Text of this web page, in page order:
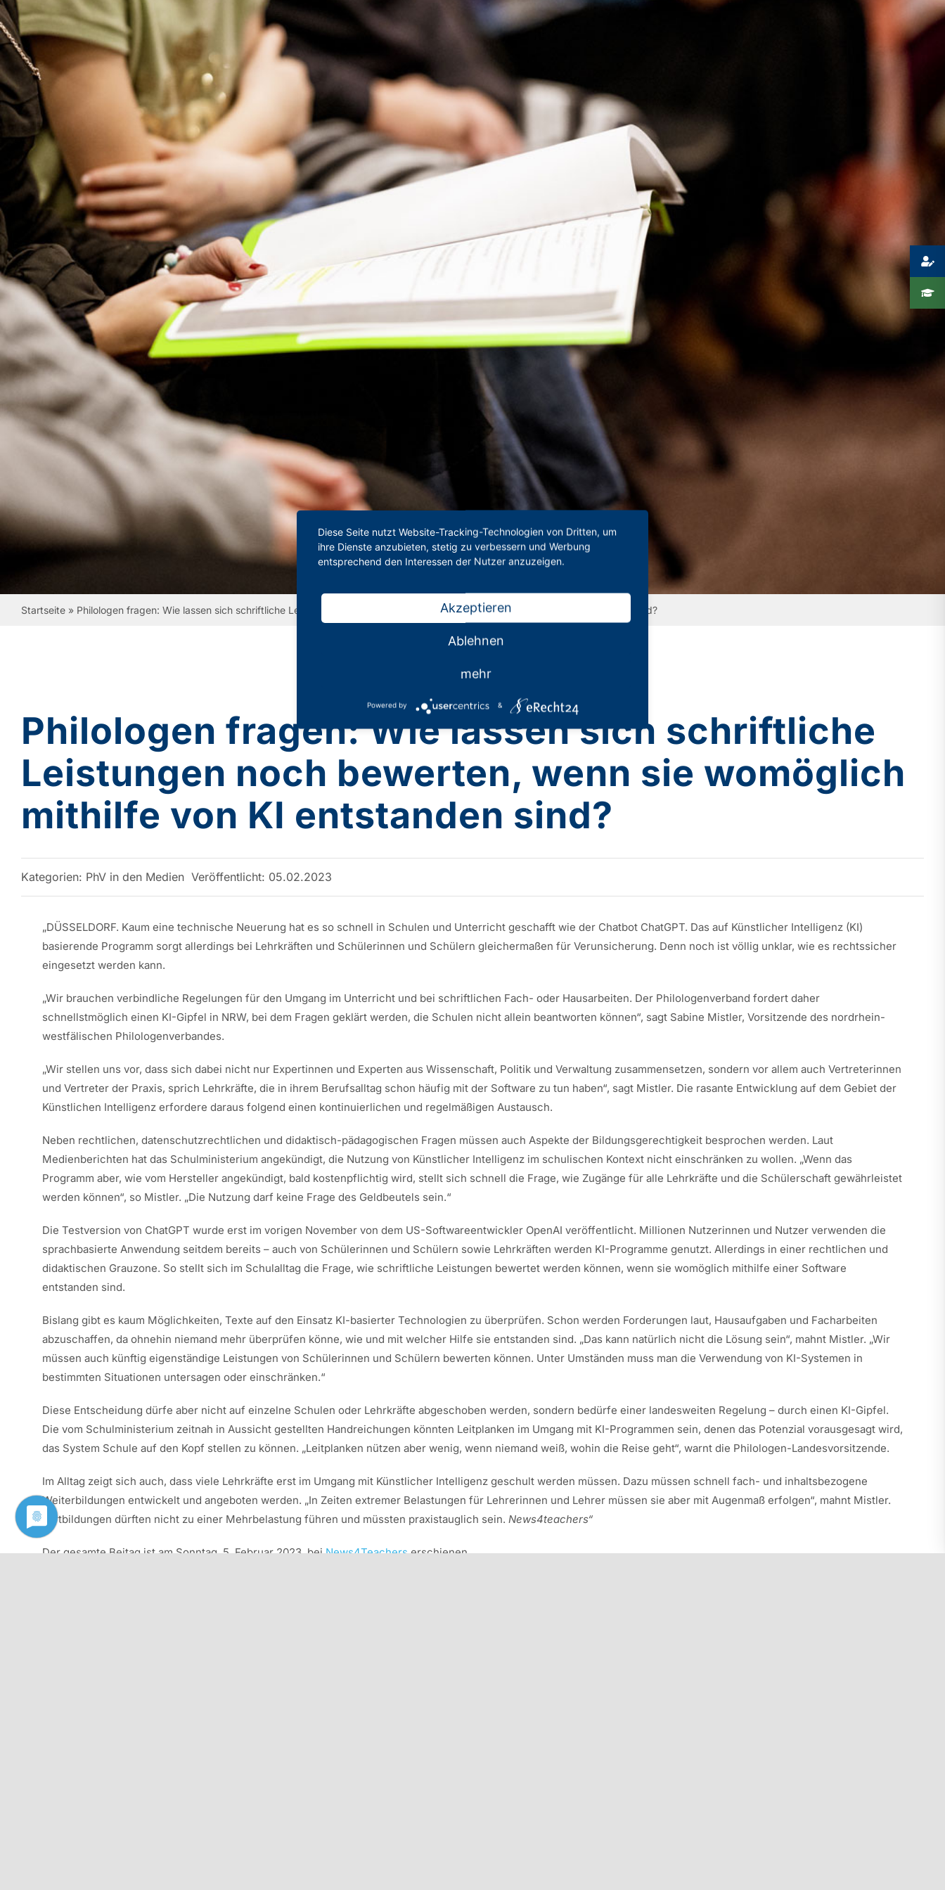
Startseite» Philologen fragen: Wie lassen sich schriftliche Leistungen noch bewerten, wenn sie womöglich mithilfe von KI entstanden sind?
Philologen fragen: Wie lassen sich schriftliche
Leistungen noch bewerten, wenn sie womöglich
mithilfe von KI entstanden sind?
Kategorien: PhV in den Medien Veröffentlicht: 05.02.2023
„DÜSSELDORF. Kaum eine technische Neuerung hat es so schnell in Schulen und Unterricht geschafft wie der Chatbot ChatGPT. Das auf Künstlicher Intelligenz (KI)
basierende Programm sorgt allerdings bei Lehrkräften und Schülerinnen und Schülern gleichermaßen für Verunsicherung. Denn noch ist völlig unklar, wie es rechtssicher
eingesetzt werden kann.
„Wir brauchen verbindliche Regelungen für den Umgang im Unterricht und bei schriftlichen Fach- oder Hausarbeiten. Der Philologenverband fordert daher
schnellstmöglich einen KI-Gipfel in NRW, bei dem Fragen geklärt werden, die Schulen nicht allein beantworten können“, sagt Sabine Mistler, Vorsitzende des nordrhein-
westfälischen Philologenverbandes.
„Wir stellen uns vor, dass sich dabei nicht nur Expertinnen und Experten aus Wissenschaft, Politik und Verwaltung zusammensetzen, sondern vor allem auch Vertreterinnen
und Vertreter der Praxis, sprich Lehrkräfte, die in ihrem Berufsalltag schon häufig mit der Software zu tun haben“, sagt Mistler. Die rasante Entwicklung auf dem Gebiet der
Künstlichen Intelligenz erfordere daraus folgend einen kontinuierlichen und regelmäßigen Austausch.
Neben rechtlichen, datenschutzrechtlichen und didaktisch-pädagogischen Fragen müssen auch Aspekte der Bildungsgerechtigkeit besprochen werden. Laut
Medienberichten hat das Schulministerium angekündigt, die Nutzung von Künstlicher Intelligenz im schulischen Kontext nicht einschränken zu wollen. „Wenn das
Programm aber, wie vom Hersteller angekündigt, bald kostenpflichtig wird, stellt sich schnell die Frage, wie Zugänge für alle Lehrkräfte und die Schülerschaft gewährleistet
werden können“, so Mistler. „Die Nutzung darf keine Frage des Geldbeutels sein.“
Die Testversion von ChatGPT wurde erst im vorigen November von dem US-Softwareentwickler OpenAI veröffentlicht. Millionen Nutzerinnen und Nutzer verwenden die
sprachbasierte Anwendung seitdem bereits – auch von Schülerinnen und Schülern sowie Lehrkräften werden KI-Programme genutzt. Allerdings in einer rechtlichen und
didaktischen Grauzone. So stellt sich im Schulalltag die Frage, wie schriftliche Leistungen bewertet werden können, wenn sie womöglich mithilfe einer Software
entstanden sind.
Bislang gibt es kaum Möglichkeiten, Texte auf den Einsatz KI-basierter Technologien zu überprüfen. Schon werden Forderungen laut, Hausaufgaben und Facharbeiten
abzuschaffen, da ohnehin niemand mehr überprüfen könne, wie und mit welcher Hilfe sie entstanden sind. „Das kann natürlich nicht die Lösung sein“, mahnt Mistler. „Wir
müssen auch künftig eigenständige Leistungen von Schülerinnen und Schülern bewerten können. Unter Umständen muss man die Verwendung von KI-Systemen in
bestimmten Situationen untersagen oder einschränken.“
Diese Entscheidung dürfe aber nicht auf einzelne Schulen oder Lehrkräfte abgeschoben werden, sondern bedürfe einer landesweiten Regelung – durch einen KI-Gipfel.
Die vom Schulministerium zeitnah in Aussicht gestellten Handreichungen könnten Leitplanken im Umgang mit KI-Programmen sein, denen das Potenzial vorausgesagt wird,
das System Schule auf den Kopf stellen zu können. „Leitplanken nützen aber wenig, wenn niemand weiß, wohin die Reise geht“, warnt die Philologen-Landesvorsitzende.
Im Alltag zeigt sich auch, dass viele Lehrkräfte erst im Umgang mit Künstlicher Intelligenz geschult werden müssen. Dazu müssen schnell fach- und inhaltsbezogene
Weiterbildungen entwickelt und angeboten werden. „In Zeiten extremer Belastungen für Lehrerinnen und Lehrer müssen sie aber mit Augenmaß erfolgen“, mahnt Mistler.
Fortbildungen dürften nicht zu einer Mehrbelastung führen und müssten praxistauglich sein. News4teachers“
Der gesamte Beitag ist am Sonntag, 5. Februar 2023, beiNews4Teacherserschienen.
Diese Seite nutzt Website-Tracking-Technologien von Dritten, um
ihre Dienste anzubieten, stetig zu verbessern und Werbung
entsprechend den Interessen der Nutzer anzuzeigen.
Akzeptieren
Ablehnen
mehr
Powered by &